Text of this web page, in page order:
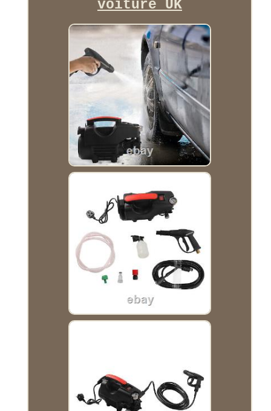
voiture UK